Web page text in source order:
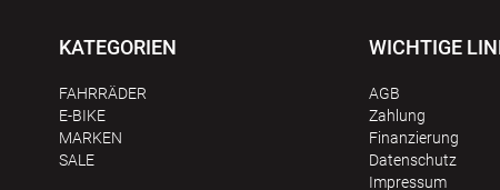
KATEGORIEN
FAHRRÄDER
E-BIKE
MARKEN
SALE
WICHTIGE
AGB
Zahlung
Finanzierung
Datenschutz
Impressum